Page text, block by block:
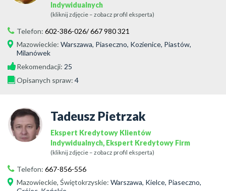
Indywidualnych
(kliknij zdjęcie – zobacz profil eksperta)
Telefon: 602-386-026/ 667 980 321
Mazowieckie: Warszawa, Piaseczno, Kozienice, Piastów,
Milanówek
Rekomendacji: 25
Opisanych spraw: 4
Tadeusz Pietrzak
Ekspert Kredytowy Klientów
Indywidualnych, Ekspert Kredytowy Firm
(kliknij zdjęcie – zobacz profil eksperta)
Telefon: 667-856-556
Mazowieckie, Świętokrzyskie: Warszawa, Kielce, Piaseczno,